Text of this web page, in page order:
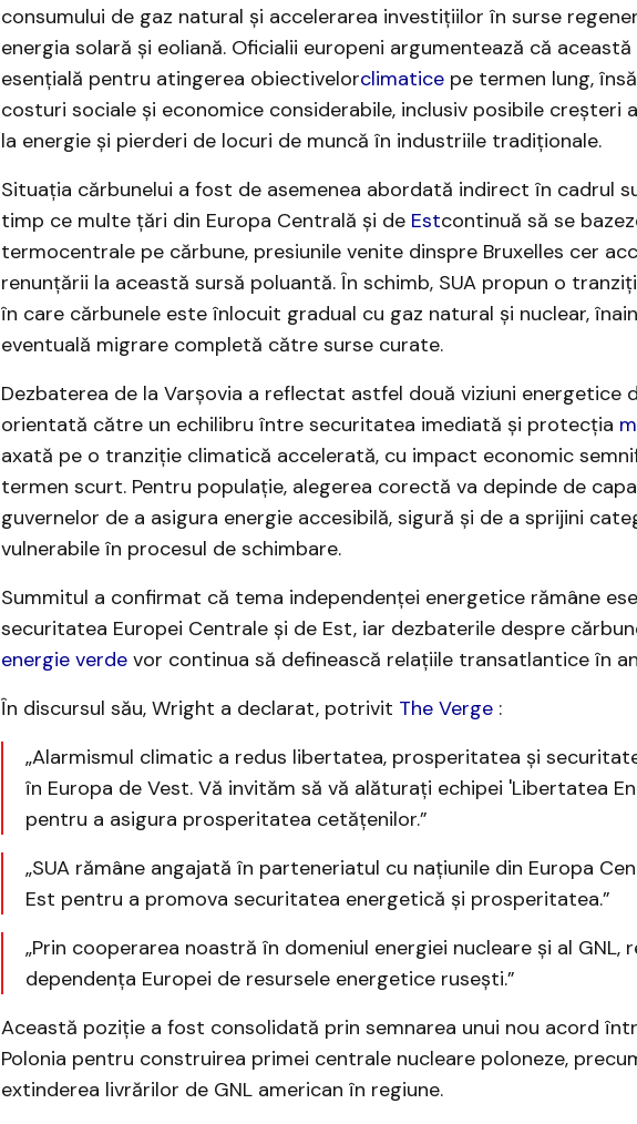
consumului de gaz natural și accelerarea investițiilor în surse
energia solară și eoliană. Oficialii europeni argumentează că
esențială pentru atingerea obiectivelorclimaticepe termen lung,
costuri sociale și economice considerabile, inclusiv posibile creșteri
la energie și pierderi de locuri de muncă în industriile tradiționale.
Situația cărbunelui a fost de asemenea abordată indirect în cadrul
timp ce multe țări din Europa Centrală și de Estcontinuă să se
termocentrale pe cărbune, presiunile venite dinspre Bruxelles cer
renunțării la această sursă poluantă. În schimb, SUA propun o
în care cărbunele este înlocuit gradual cu gaz natural și nuclear,
eventuală migrare completă către surse curate.
Dezbaterea de la Varșovia a reflectat astfel două viziuni energetice
orientată către un echilibru între securitatea imediată și protecția
axată pe o tranziție climatică accelerată, cu impact economic
termen scurt. Pentru populație, alegerea corectă va depinde de
guvernelor de a asigura energie accesibilă, sigură și de a sprijini
vulnerabile în procesul de schimbare.
Summitul a confirmat că tema independenței energetice rămâne
securitatea Europei Centrale și de Est, iar dezbaterile despre
energie verdevor continua să definească relațiile transatlantice în
În discursul său, Wright a declarat, potrivit ​ The Verge:
„Alarmismul climatic a redus libertatea, prosperitatea și
în Europa de Vest. Vă invităm să vă alăturați echipei 'Libertatea
pentru a asigura prosperitatea cetățenilor.” ​
„SUA rămâne angajată în parteneriatul cu națiunile din Europa
Est pentru a promova securitatea energetică și prosperitatea.”
„Prin cooperarea noastră în domeniul energiei nucleare și al GNL,
dependența Europei de resursele energetice rusești.”
Această poziție a fost consolidată prin semnarea unui nou acord
Polonia pentru construirea primei centrale nucleare poloneze,
extinderea livrărilor de GNL american în regiune. ​